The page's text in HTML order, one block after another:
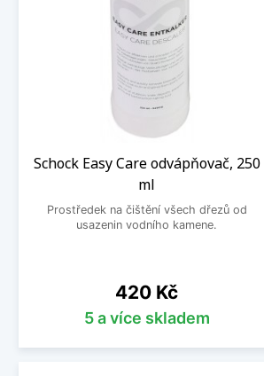
Schock Easy Care odvápňovač, 250
ml
Prostředek na čištění všech dřezů od
usazenin vodního kamene.
Cena
420 Kč
5 a více skladem